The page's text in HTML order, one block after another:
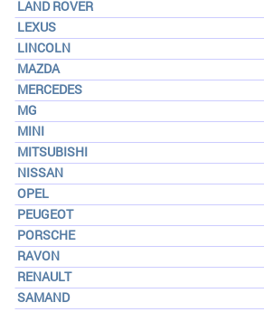
LAND ROVER
LEXUS
LINCOLN
MAZDA
MERCEDES
MG
MINI
MITSUBISHI
NISSAN
OPEL
PEUGEOT
PORSCHE
RAVON
RENAULT
SAMAND